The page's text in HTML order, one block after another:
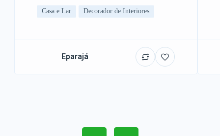
Casa e Lar Decorador de Interiores
Eparajá